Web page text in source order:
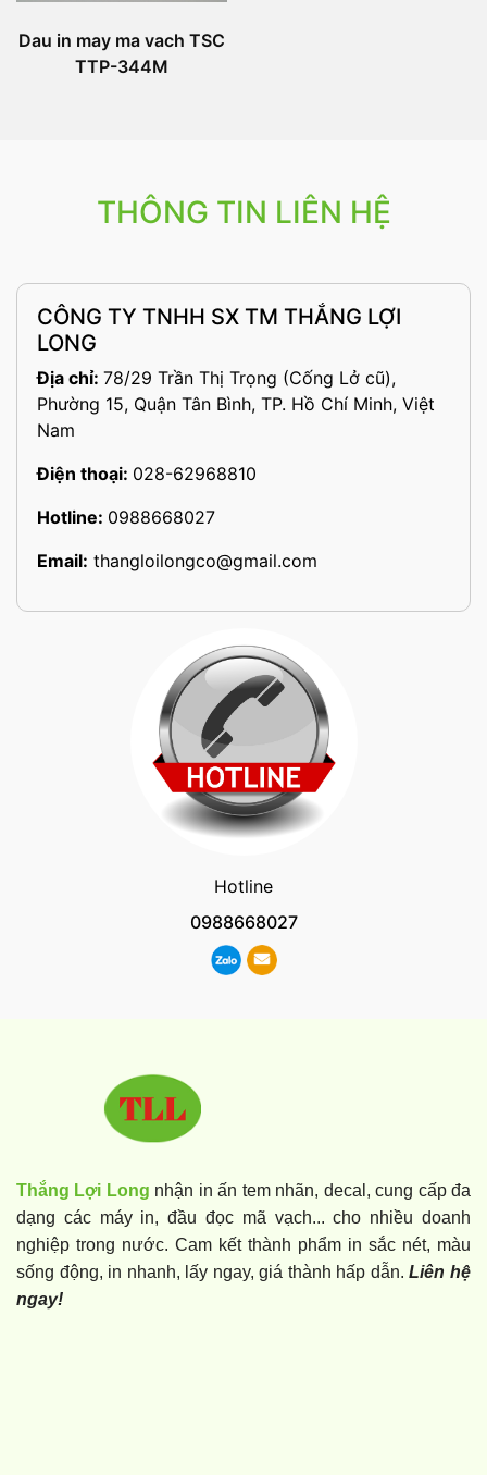
Dau in may ma vach TSC
TTP-344M
THÔNG TIN LIÊN HỆ
CÔNG TY TNHH SX TM THẮNG LỢI
LONG
Địa chỉ: 78/29 Trần Thị Trọng (Cống Lở cũ),
Phường 15, Quận Tân Bình, TP. Hồ Chí Minh, Việt
Nam
Điện thoại: 028-62968810
Hotline: 0988668027
Email: thangloilongco@gmail.com
Hotline
0988668027
Thắng Lợi Long nhận in ấn tem nhãn, decal, cung cấp đa
dạng các máy in, đầu đọc mã vạch... cho nhiều doanh
nghiệp trong nước. Cam kết thành phẩm in sắc nét, màu
sống động, in nhanh, lấy ngay, giá thành hấp dẫn.Liên hệ
ngay!